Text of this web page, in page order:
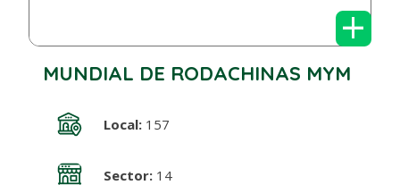
+
MUNDIAL DE RODACHINAS MYM
Local:157
Sector:14